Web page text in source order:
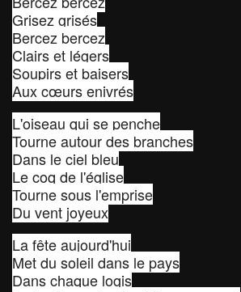
Grisez grisés
Bercez bercez
Clairs et légers
Soupirs et baisers
Aux cœurs enivrés
L'oiseau qui se penche
Tourne autour des branches
Dans le ciel bleu
Le coq de l'église
Tourne sous l'emprise
Du vent joyeux
La fête aujourd'hui
Met du soleil dans le pays
Dans chaque logis